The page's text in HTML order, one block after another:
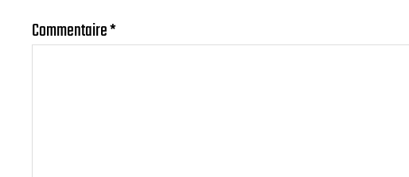
Commentaire*